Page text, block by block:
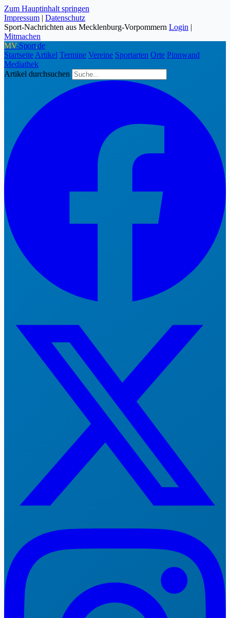
Zum Hauptinhalt springen
Impressum | Datenschutz
Sport-Nachrichten aus Mecklenburg-Vorpommern Login |
Mitmachen
MV-Sport.de
Startseite Artikel Termine Vereine Sportarten Orte Pinnwand
Mediathek
Artikel durchsuchen